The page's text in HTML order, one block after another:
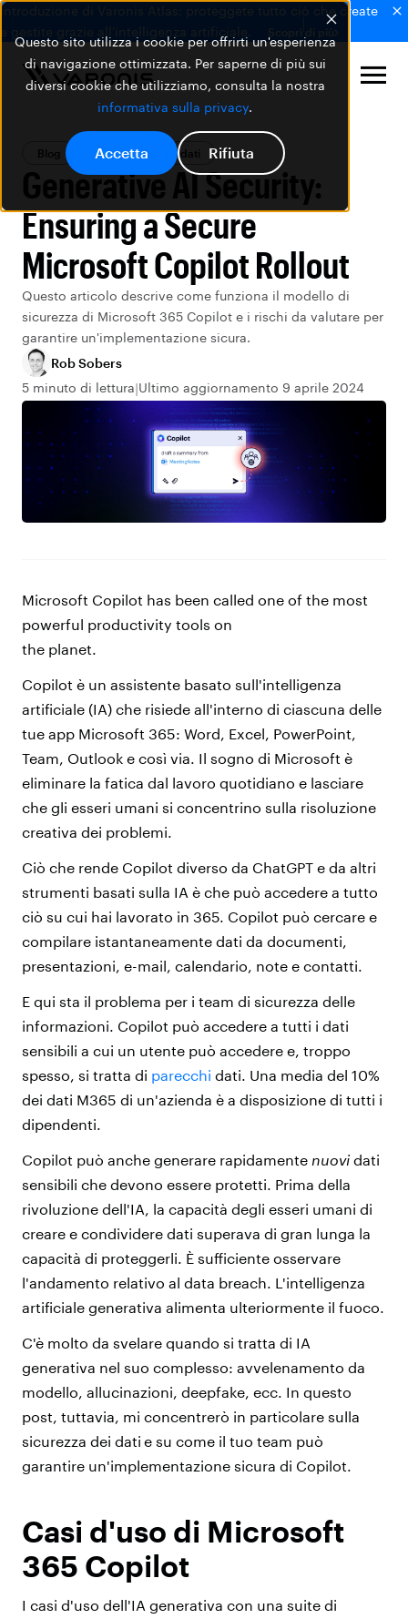
Questo sito utilizza i cookie per offrirti un'esperienza
di navigazione ottimizzata. Per saperne di più sui
diversi cookie che utilizziamo, consulta la nostra
informativa sulla privacy.
Accetta Rifiuta
Introduzione di Varonis Atlas: proteggete tutto ciò che create
e gestite grazie all'intelligenza artificiale.
Scopri di più
Blog La Sicurezza dei dati
Generative AI Security:
Ensuring a Secure
Microsoft Copilot Rollout
Questo articolo descrive come funziona il modello di
sicurezza di Microsoft 365 Copilot e i rischi da valutare per
garantire un'implementazione sicura.
Rob Sobers
5 minuto di lettura Ultimo aggiornamento 9 aprile 2024
Microsoft Copilot has been called one of the most
powerful productivity tools on
the planet.
Copilot è un assistente basato sull'intelligenza
artificiale (IA) che risiede all'interno di ciascuna delle
tue app Microsoft 365: Word, Excel, PowerPoint,
Team, Outlook e così via. Il sogno di Microsoft è
eliminare la fatica dal lavoro quotidiano e lasciare
che gli esseri umani si concentrino sulla risoluzione
creativa dei problemi.
Ciò che rende Copilot diverso da ChatGPT e da altri
strumenti basati sulla IA è che può accedere a tutto
ciò su cui hai lavorato in 365. Copilot può cercare e
compilare istantaneamente dati da documenti,
presentazioni, e-mail, calendario, note e contatti.
E qui sta il problema per i team di sicurezza delle
informazioni. Copilot può accedere a tutti i dati
sensibili a cui un utente può accedere e, troppo
spesso, si tratta di parecchi dati. Una media del 10%
dei dati M365 di un'azienda è a disposizione di tutti i
dipendenti.
Copilot può anche generare rapidamente nuovi dati
sensibili che devono essere protetti. Prima della
rivoluzione dell'IA, la capacità degli esseri umani di
creare e condividere dati superava di gran lunga la
capacità di proteggerli. È sufficiente osservare
l'andamento relativo al data breach. L'intelligenza
artificiale generativa alimenta ulteriormente il fuoco.
C'è molto da svelare quando si tratta di IA
generativa nel suo complesso: avvelenamento da
modello, allucinazioni, deepfake, ecc. In questo
post, tuttavia, mi concentrerò in particolare sulla
sicurezza dei dati e su come il tuo team può
garantire un'implementazione sicura di Copilot.
Casi d'uso di Microsoft
365 Copilot
I casi d'uso dell'IA generativa con una suite di